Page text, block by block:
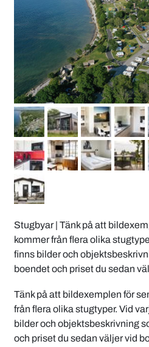
Stugbyar | Tänk på att
kommer från flera olika
finns bilder och
boendet och priset du sedan
Tänk på att bildexemplen för
från flera olika stugtyper. Vid
bilder och objektsbeskrivning
och priset du sedan väljer vid